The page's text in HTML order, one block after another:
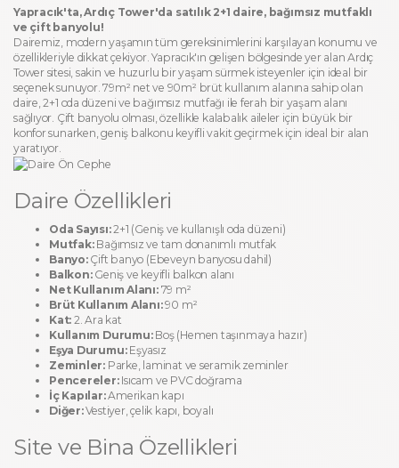
Yapracık'ta, Ardıç Tower'da satılık 2+1 daire, bağımsız mutfaklı
ve çift banyolu!
Dairemiz, modern yaşamın tüm gereksinimlerini karşılayan konumu ve
özellikleriyle dikkat çekiyor. Yapracık'ın gelişen bölgesinde yer alan Ardıç
Tower sitesi, sakin ve huzurlu bir yaşam sürmek isteyenler için ideal bir
seçenek sunuyor. 79m² net ve 90m² brüt kullanım alanına sahip olan
daire, 2+1 oda düzeni ve bağımsız mutfağı ile ferah bir yaşam alanı
sağlıyor. Çift banyolu olması, özellikle kalabalık aileler için büyük bir
konfor sunarken, geniş balkonu keyifli vakit geçirmek için ideal bir alan
yaratıyor.
Daire Özellikleri
Oda Sayısı:2+1 (Geniş ve kullanışlı oda düzeni)
Mutfak:Bağımsız ve tam donanımlı mutfak
Banyo:Çift banyo (Ebeveyn banyosu dahil)
Balkon:Geniş ve keyifli balkon alanı
Net Kullanım Alanı:79 m²
Brüt Kullanım Alanı:90 m²
Kat: 2. Ara kat
Kullanım Durumu:Boş (Hemen taşınmaya hazır)
Eşya Durumu:Eşyasız
Zeminler: Parke, laminat ve seramik zeminler
Pencereler:Isıcam ve PVC doğrama
İç Kapılar:Amerikan kapı
Diğer:Vestiyer, çelik kapı, boyalı
Site ve Bina Özellikleri